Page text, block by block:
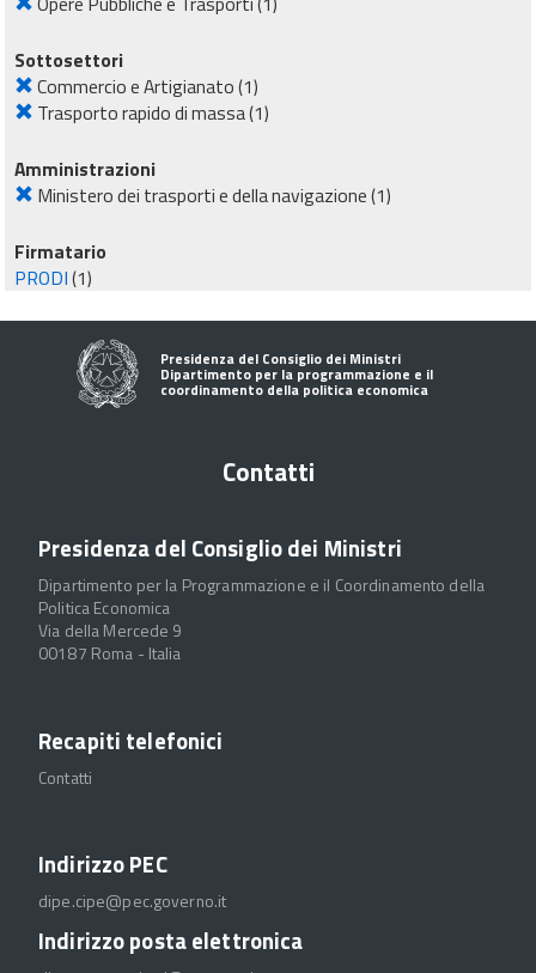
Sottosettori
Commercio e Artigianato(1)
Trasporto rapido di massa(1)
Amministrazioni
Ministero dei trasporti e della navigazione(1)
Firmatario
PRODI(1)
Presidenza del Consiglio dei Ministri
Dipartimento per la programmazione e il
coordinamento della politica economica
Contatti
Presidenza del Consiglio dei Ministri
Dipartimento per la Programmazione e il Coordinamento della
Politica Economica
Via della Mercede 9
00187 Roma - Italia
Recapiti telefonici
Contatti
Indirizzo PEC
dipe.cipe@pec.governo.it
Indirizzo posta elettronica